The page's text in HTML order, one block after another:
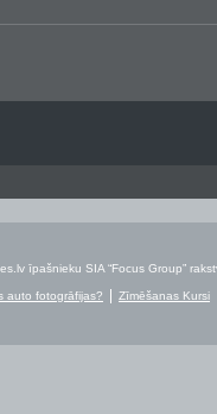
īpašnieku SIA “Focus Group”
auto fotogrāfijas? Zīmēšanas Kursi